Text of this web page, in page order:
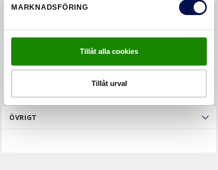
MARKNADSFÖRING
Tillåt alla cookies
Tillåt urval
Mäta
Montera
ÖVRIGT